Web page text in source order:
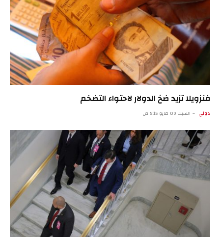
فنزويلا تزيد ضخ الدولار لاحتواء التضخم
دولي السبت 09 مايو 5:15 ص